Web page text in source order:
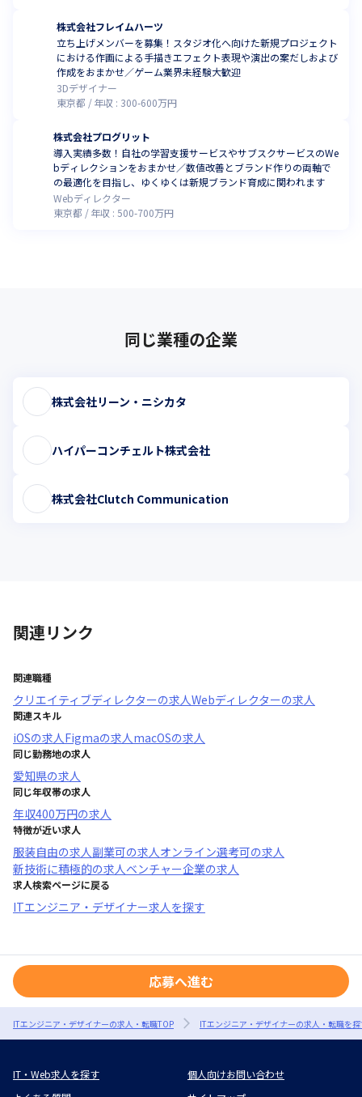
株式会社フレイムハーツ
立ち上げメンバーを募集！スタジオ化へ向けた新規プロジェクト
における作画による手描きエフェクト表現や演出の案だしおよび
作成をおまかせ／ゲーム業界未経験大歓迎
3Dデザイナー
東京都
年収 : 300-600万円
株式会社プログリット
導入実績多数！自社の学習支援サービスやサブスクサービスのWe
bディレクションをおまかせ／数値改善とブランド作りの両軸で
の最適化を目指し、ゆくゆくは新規ブランド育成に関われます
Webディレクター
東京都
年収 :500-700万円
同じ業種の企業
株式会社リーン・ニシカタ
ハイパーコンチェルト株式会社
株式会社Clutch Communication
関連リンク
関連職種
クリエイティブディレクターの求人Webディレクターの求人
関連スキル
iOSの求人Figmaの求人macOSの求人
同じ勤務地の求人
愛知県の求人
同じ年収帯の求人
年収400万円の求人
特徴が近い求人
服装自由の求人副業可の求人オンライン選考可の求人
新技術に積極的の求人ベンチャー企業の求人
求人検索ページに戻る
ITエンジニア・デザイナー求人を探す
応募へ進む
ITエンジニア・デザイナーの求人・転職TOP ITエンジニア・デザイナーの求人・転職を
IT・Web求人を探す
個人向けお問い合わせ